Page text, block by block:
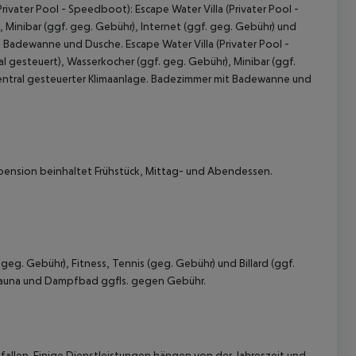
Pool - Speedboot): Escape Water Villa (Privater Pool -
(ggf. geg. Gebühr), Internet (ggf. geg. Gebühr) und
und Dusche. Escape Water Villa (Privater Pool -
Wasserkocher (ggf. geg. Gebühr), Minibar (ggf.
gesteuerter Klimaanlage. Badezimmer mit Badewanne und
beinhaltet Frühstück, Mittag- und Abendessen.
Gebühr), Fitness, Tennis (geg. Gebühr) und Billard (ggf.
und Dampfbad ggfls. gegen Gebühr.
akzeptieren